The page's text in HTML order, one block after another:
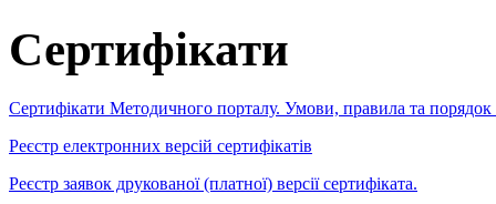
Сертифікати
Сертифікати Методичного порталу. Умови, правила та порядок
Реєстр електронних версій сертифікатів
Реєстр заявок друкованої (платної) версії сертифіката.